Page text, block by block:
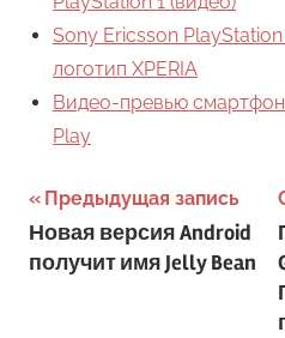
Sony Ericsson
логотип XPERIA
Видео-превью
Play
Навигация
по
Предыдущая запись
Новая версия Android
получит имя Jelly Bean